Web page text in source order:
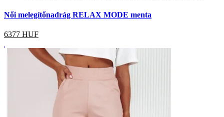
Női melegítőnadrág RELAX MODE menta
6377 HUF